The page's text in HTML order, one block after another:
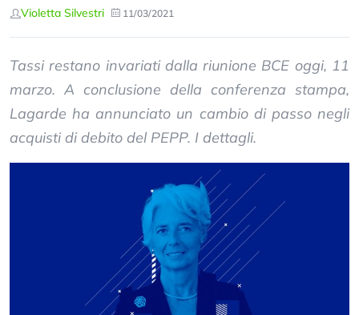
Violetta Silvestri 11/03/2021
Tassi restano invariati dalla riunione BCE oggi, 11
marzo. A conclusione della conferenza stampa,
Lagarde ha annunciato un cambio di passo negli
acquisti di debito del PEPP. I dettagli.